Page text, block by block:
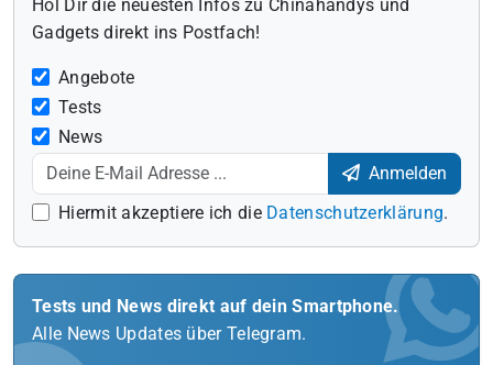
Hol Dir die neuesten Infos zu Chinahandys und
Gadgets direkt ins Postfach!
Angebote
Tests
News
Anmelden
Hiermit akzeptiere ich die Datenschutzerklärung.
Tests und News direkt auf dein Smartphone.
Alle News Updates über Telegram.